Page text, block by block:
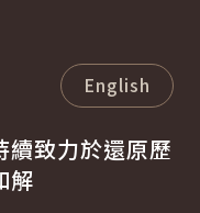
English
致力於還原歷
解